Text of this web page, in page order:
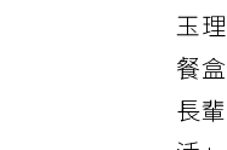
玉
餐
長